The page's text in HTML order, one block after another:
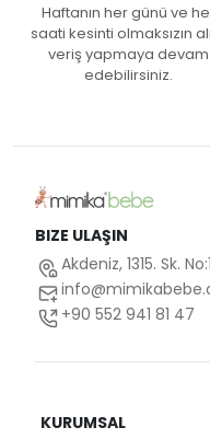
Haftanın her günü ve
saati kesinti olmaksızın
veriş yapmaya devam
edebilirsiniz.
BIZE ULAŞIN
Akdeniz, 1315. Sk.
+90 552 941 81 47
KURUMSAL